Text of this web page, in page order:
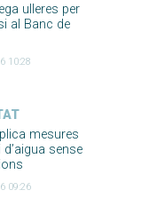
ulleres per
al Banc de
10:28
mesures
d’aigua sense
09:26